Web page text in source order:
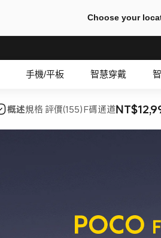
Choose your
手機/平板 智慧穿戴
概述規格 評價(155)F碼通道